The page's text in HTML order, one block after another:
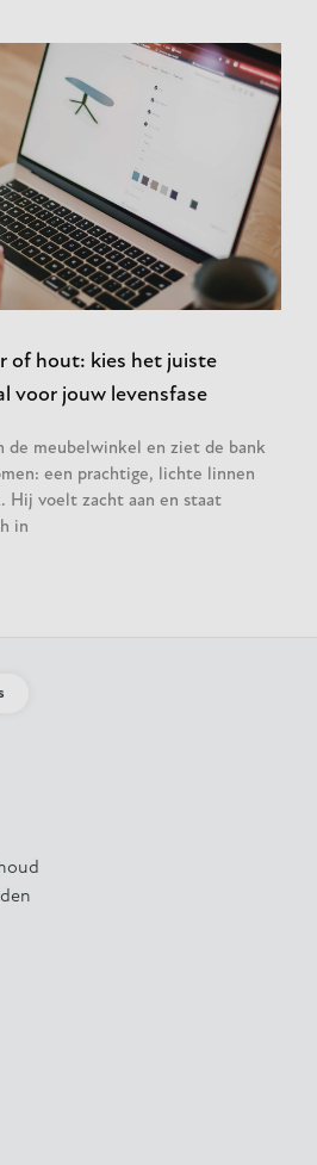
of hout: kies het juiste
voor jouw levensfase
de meubelwinkel en ziet de bank
een prachtige, lichte linnen
Hij voelt zacht aan en staat
in